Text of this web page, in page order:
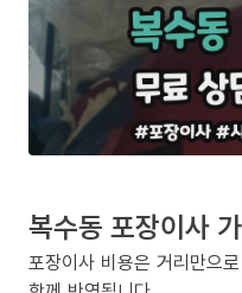
복수동 포장이사
포장이사 비용은 거리만으